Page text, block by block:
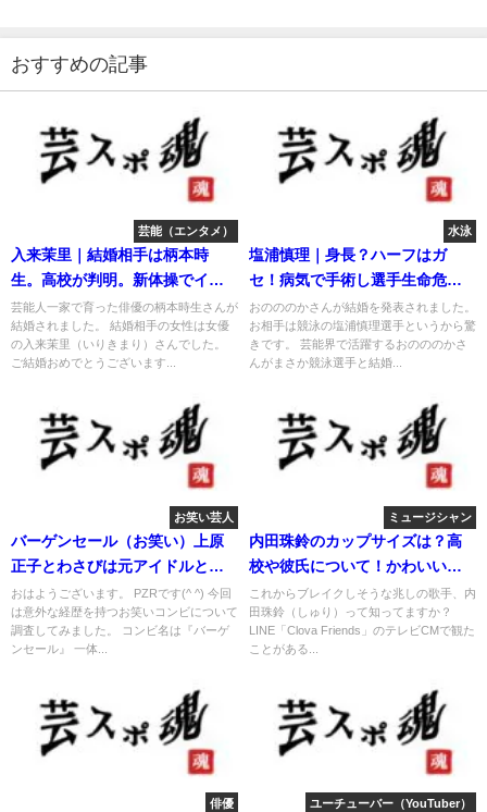
おすすめの記事
芸能（エンタメ）
入来茉里｜結婚相手は柄本時
生。高校が判明。新体操でイン
ターハイ出場！
芸能人一家で育った俳優の柄本時生さんが
結婚されました。 結婚相手の女性は女優
の入来茉里（いりきまり）さんでした。
ご結婚おめでとうございます...
水泳
塩浦慎理｜身長？ハーフはガ
セ！病気で手術し選手生命危機
だった。
おのののかさんが結婚を発表されました。
お相手は競泳の塩浦慎理選手というから驚
きです。 芸能界で活躍するおのののかさ
んがまさか競泳選手と結婚...
お笑い芸人
バーゲンセール（お笑い）上原
正子とわさびは元アイドルと女
優。
おはようございます。 PZRです(^ ^) 今回
は意外な経歴を持つお笑いコンビについて
調査してみました。 コンビ名は『バーゲ
ンセール』 一体...
ミュージシャン
内田珠鈴のカップサイズは？高
校や彼氏について！かわいいと
話題！
これからブレイクしそうな兆しの歌手、内
田珠鈴（しゅり）って知ってますか？
LINE「Clova Friends」のテレビCMで観た
ことがある...
俳優 ユーチューバー（YouTuber）